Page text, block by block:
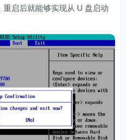
重启后就能够实现从 U 盘启动